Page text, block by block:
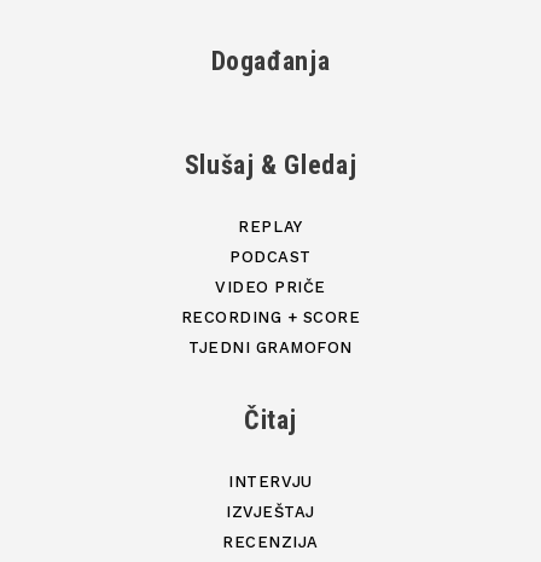
Događanja
Slušaj & Gledaj
REPLAY
PODCAST
VIDEO PRIČE
RECORDING + SCORE
TJEDNI GRAMOFON
Čitaj
INTERVJU
IZVJEŠTAJ
RECENZIJA